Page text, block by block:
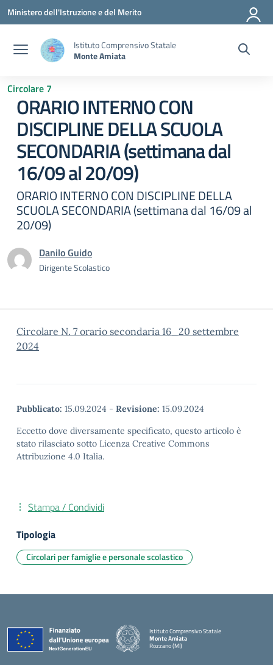
Vai ai contenuti
Vai al menu di navigazione
Vai al footer
Ministero dell'Istruzione e del Merito
Istituto Comprensivo Statale
Monte Amiata
Circolare 7
ORARIO INTERNO CON
DISCIPLINE DELLA SCUOLA
SECONDARIA (settimana dal
16/09 al 20/09)
ORARIO INTERNO CON DISCIPLINE DELLA
SCUOLA SECONDARIA (settimana dal 16/09 al
20/09)
Danilo Guido
Dirigente Scolastico
Circolare N. 7 orario secondaria 16_20 settembre
2024
Pubblicato: 15.09.2024 - Revisione: 15.09.2024
Eccetto dove diversamente specificato, questo articolo è
stato rilasciato sotto Licenza Creative Commons
Attribuzione 4.0 Italia.
Stampa / Condividi
Tipologia
Circolari per famiglie e personale scolastico
Istituto Comprensivo Statale
Monte Amiata
Rozzano (MI)